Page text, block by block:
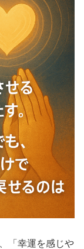
「幸運を感じや